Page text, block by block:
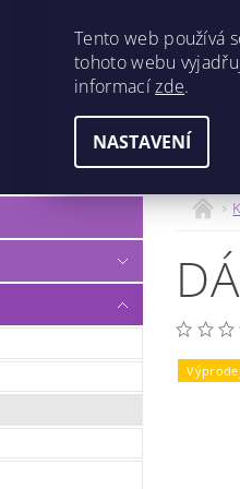
PODMÍNKY
Výprodej
Tento web používá
tohoto webu
informacízde.
NASTAVENÍ